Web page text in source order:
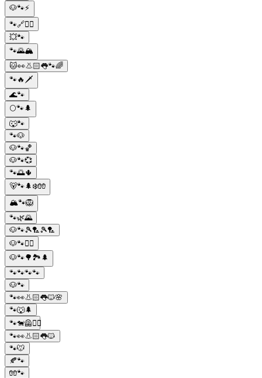
🐶🐾⚡
🐾🔗🚶‍♀️
💥🐾
🐾🌄🏔️
🐱👀👃🏻👅🐾🌈
🐾🔥🗡️
🌊🐾
🌕🐾🌲
🐺🐾
🐾🐶
🐶🐾🏀
🐶🐾💞
🐾🌅🌵
🐻🐾🌲❄️🧤
🏔️🐾🦁
🐾🌿🌄
🐶🐾🎾🏸🎾🏸
🐶🐾🤸‍♀️
🐶🐾🌳🏞️🌲
🐾🐾🐾🐾
🐶🐾
🐾👀👃🏻👅🐱🌸
🐾🐺🌲
🐾🐕‍🦺🚶‍♀️
🐾👀👃🏻👅🐱
🐾🐭
🍂🐾
🧤🐾